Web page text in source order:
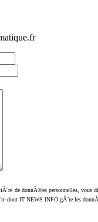
de donnÃ©es personnelles, vous
dont IT NEWS INFO gÃ¨re les